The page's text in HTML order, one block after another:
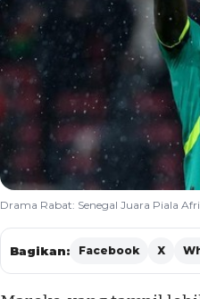
Drama Rabat: Senegal Juara Piala
Bagikan: Facebook X